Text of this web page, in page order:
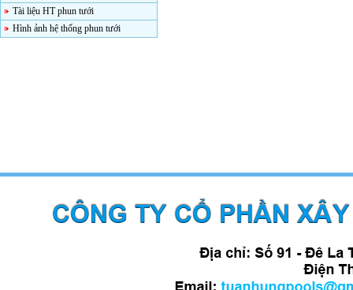
Tài liệu HT phun tưới
Hình ảnh hệ thống phun tưới